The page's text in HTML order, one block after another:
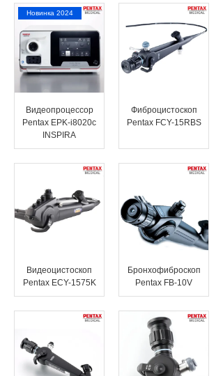
Новинка 2024
Видеопроцессор
Pentax EPK-i8020c
INSPIRA
Фиброцистоскоп
Pentax FCY-15RBS
Видеоцистоскоп
Pentax ECY-1575K
Бронхофиброскоп
Pentax FB-10V